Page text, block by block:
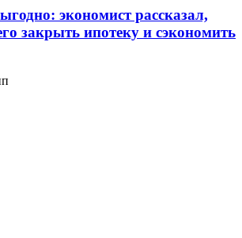
экономист рассказал,
закрыть ипотеку и сэкономить